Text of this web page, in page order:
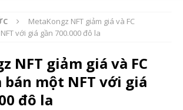
MetaKongz NFT giảm giá và FC
với giá gần 700.000 đô la
NFT giảm giá và FC
bán một NFT với giá
đô la